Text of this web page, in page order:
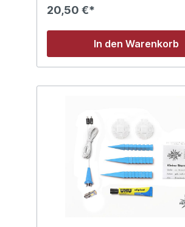
20,50 €*
In den Warenkorb